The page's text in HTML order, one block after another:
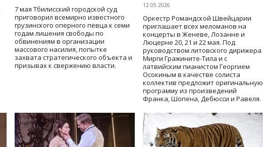
7 мая Тбилисский городской суд
приговорил всемирно известного
грузинского оперного певца к семи
годам лишения свободы по
обвинениям в организации
массового насилия, попытке
захвата стратегического объекта и
призывах к свержению власти.
12.05.2026
Оркестр Романдской Швейцарии
приглашает всех меломанов на
концерты в Женеве, Лозанне и
Люцерне 20, 21 и 22 мая. Под
руководством литовского дирижера
Мирги Гражините-Тила и с
латвийским пианистом Георгием
Осокиным в качестве солиста
коллектив предложит оригинальную
программу из произведений
Франка, Шопена, Дебюсси и Равеля.